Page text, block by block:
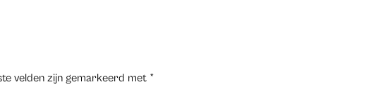
velden zijn gemarkeerd met *